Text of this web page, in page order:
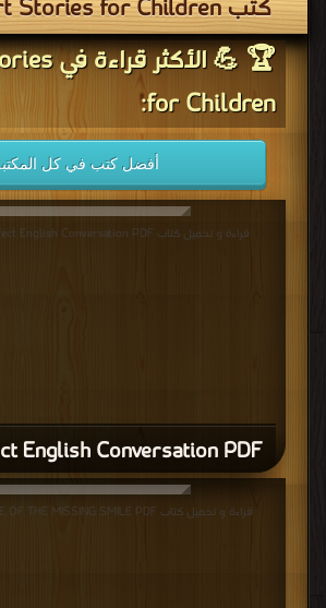
قراءة و تحميل كتاب The Perfect English Conversation PDF مجانا